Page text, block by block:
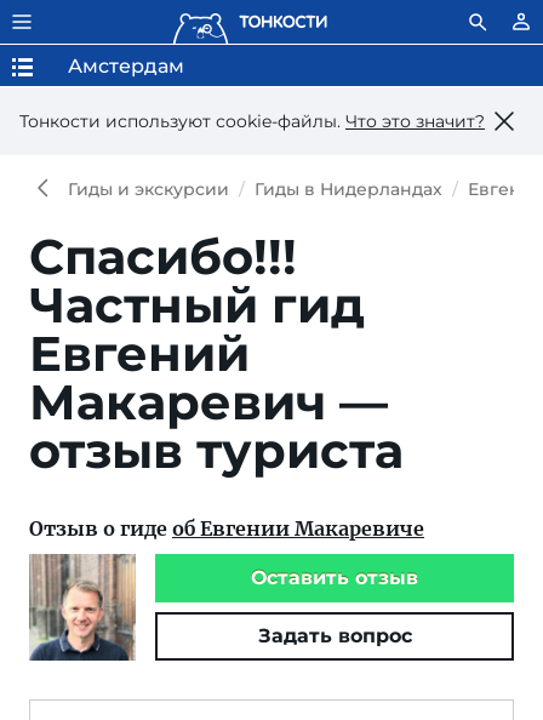
Тонкости используют сookie-файлы. Что это значит?
Амстердам
Гиды и экскурсии Гиды в Нидерландах
Спасибо!!!
Частный гид
Евгений
Макаревич —
отзыв туриста
Отзыв о гиде об Евгении Макаревиче
Оставить отзыв
Задать вопрос